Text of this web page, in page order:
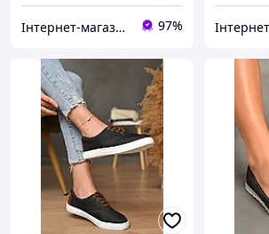
Інтернет-магазин Soloveiko.com.ua - одяг та взуття для всієї сім’ї, Україна 97%